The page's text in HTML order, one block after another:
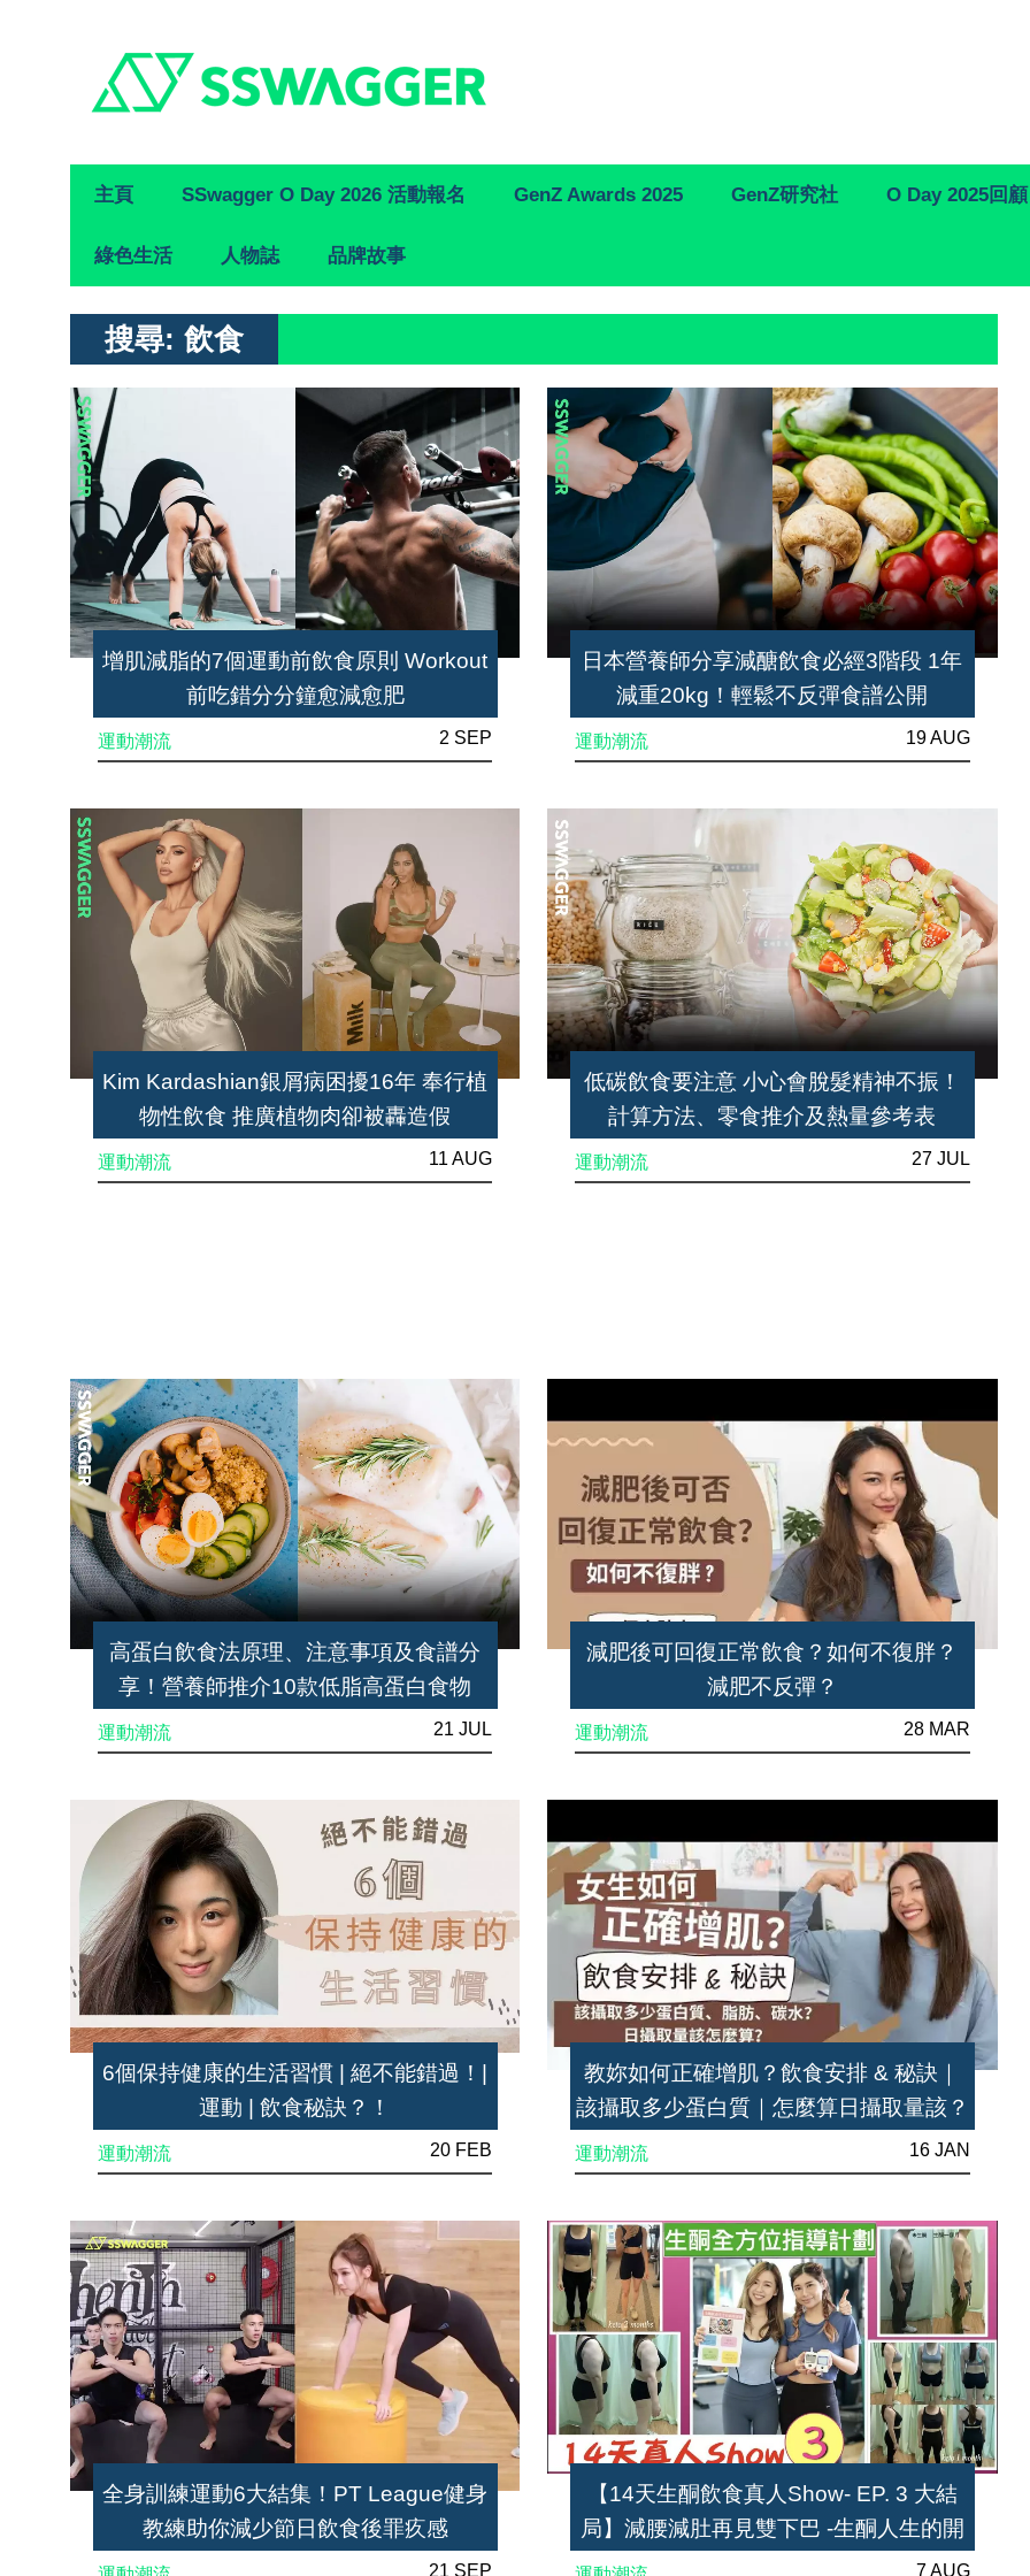
Primary
Navigation
主頁 SSwagger O Day 2026 活動報名 GenZ Awards 2025 GenZ研究社 O Day 2025回顧
綠色生活 人物誌 品牌故事
搜尋: 飲食
增肌減脂的7個運動前飲食原則 Workout
前吃錯分分鐘愈減愈肥
運動潮流 2 SEP
Kim Kardashian銀屑病困擾16年 奉行植
物性飲食 推廣植物肉卻被轟造假
運動潮流 11 AUG
高蛋白飲食法原理、注意事項及食譜分
享！營養師推介10款低脂高蛋白食物
運動潮流 21 JUL
6個保持健康的生活習慣 | 絕不能錯過！|
運動 | 飲食秘訣？！
運動潮流 20 FEB
全身訓練運動6大結集！PT League健身
教練助你減少節日飲食後罪疚感
21 SEP
日本營養師分享減醣飲食必經3階段 1年
減重20kg！輕鬆不反彈食譜公開
運動潮流 19 AUG
低碳飲食要注意 小心會脫髮精神不振！
計算方法、零食推介及熱量參考表
運動潮流 27 JUL
減肥後可回復正常飲食？如何不復胖？
減肥不反彈？
運動潮流 28 MAR
教妳如何正確增肌？飲食安排 & 秘訣｜
該攝取多少蛋白質｜怎麼算日攝取量該？
運動潮流 16 JAN
【14天生酮飲食真人Show- EP. 3 大結
局】減腰減肚再見雙下巴 -生酮人生的開
7 AUG